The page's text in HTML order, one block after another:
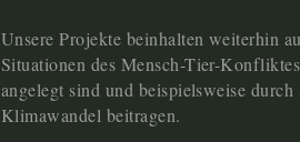
Unsere Projekte beinhalten weiterhin
Situationen des Mensch-Tier-
angelegt sind und beispielsweise
Klimawandel beitragen.